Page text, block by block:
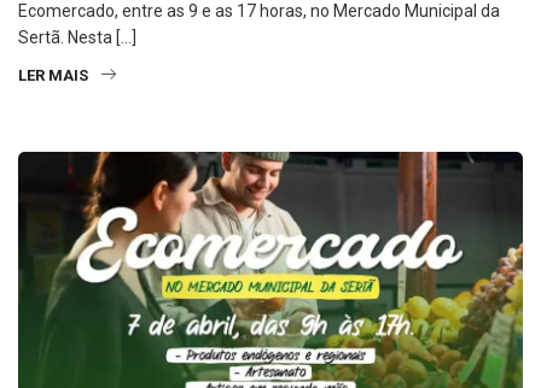
Ecomercado, entre as 9 e as 17 horas, no Mercado Municipal da
Sertã. Nesta […]
LER MAIS